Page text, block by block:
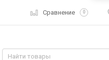
Сравнение 0